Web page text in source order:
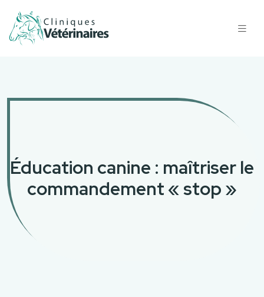
Éducation canine : maîtriser le
commandement « stop »